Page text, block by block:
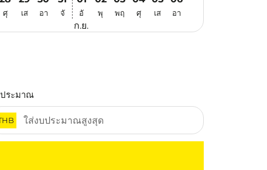
ศุ เส อา จั อั
ก.ย.
พุ พฤ ศุ เส อา
ระมาณ